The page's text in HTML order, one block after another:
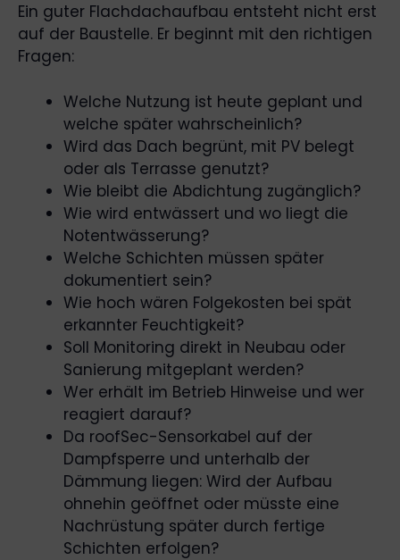
Ein guter Flachdachaufbau entsteht nicht erst
auf der Baustelle. Er beginnt mit den richtigen
Fragen:
Welche Nutzung ist heute geplant und
welche später wahrscheinlich?
Wird das Dach begrünt, mit PV belegt
oder als Terrasse genutzt?
Wie bleibt die Abdichtung zugänglich?
Wie wird entwässert und wo liegt die
Notentwässerung?
Welche Schichten müssen später
dokumentiert sein?
Wie hoch wären Folgekosten bei spät
erkannter Feuchtigkeit?
Soll Monitoring direkt in Neubau oder
Sanierung mitgeplant werden?
Wer erhält im Betrieb Hinweise und wer
reagiert darauf?
Da roofSec-Sensorkabel auf der
Dampfsperre und unterhalb der
Dämmung liegen: Wird der Aufbau
ohnehin geöffnet oder müsste eine
Nachrüstung später durch fertige
Schichten erfolgen?